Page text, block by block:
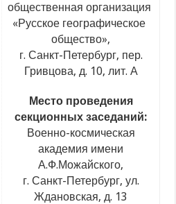
общественная организация
«Русское географическое
общество»,
г. Санкт-Петербург, пер.
Гривцова, д. 10, лит. А
Место проведения
секционных заседаний:
Военно-космическая
академия имени
А.Ф.Можайского,
г. Санкт-Петербург, ул.
Ждановская, д. 13